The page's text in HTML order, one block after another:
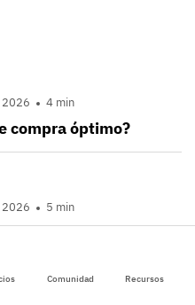
Comunidad Recursos
2026 4 min
compra óptimo?
2026 5 min
el secreto de las